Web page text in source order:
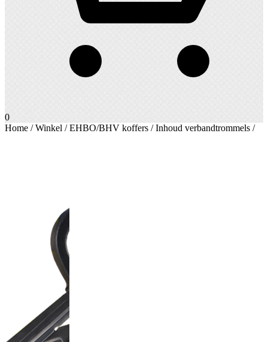
0
Home /Winkel /EHBO/BHV koffers /Inhoud verbandtrommels /